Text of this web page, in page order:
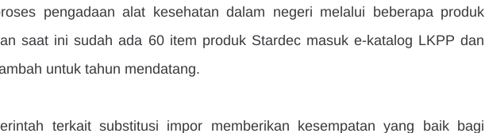
pengadaan alat kesehatan dalam negeri melalui beberapa produk
saat ini sudah ada 60 item produk Stardec masuk e-katalog LKPP dan
untuk tahun mendatang.
terkait substitusi impor memberikan kesempatan yang baik bagi